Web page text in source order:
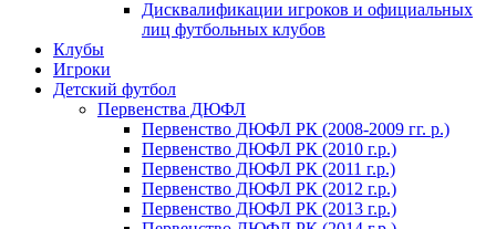
Дисквалификации игроков и официальных
лиц футбольных клубов
Клубы
Игроки
Детский футбол
Первенства ДЮФЛ
Первенство ДЮФЛ РК (2008-2009 гг. р.)
Первенство ДЮФЛ РК (2010 г.р.)
Первенство ДЮФЛ РК (2011 г.р.)
Первенство ДЮФЛ РК (2012 г.р.)
Первенство ДЮФЛ РК (2013 г.р.)